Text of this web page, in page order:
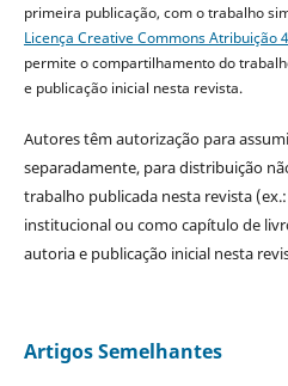
primeira publicação, com o trabalho
Licença Creative Commons Atribuição
permite o compartilhamento do
e publicação inicial nesta revista.
Autores têm autorização para
separadamente, para distribuição
trabalho publicada nesta revista
institucional ou como capítulo de
autoria e publicação inicial nesta
Artigos Semelhantes